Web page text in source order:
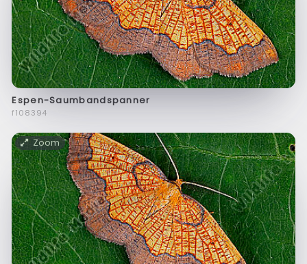
Espen-Saumbandspanner
f108394
Zoom